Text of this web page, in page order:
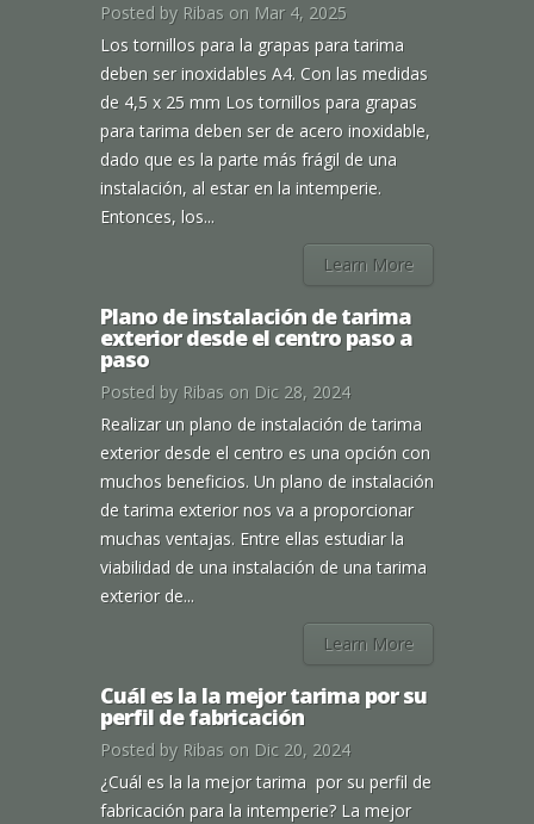
Posted by Ribas on Mar 4, 2025
Los tornillos para la grapas para tarima
deben ser inoxidables A4. Con las medidas
de 4,5 x 25 mm Los tornillos para grapas
para tarima deben ser de acero inoxidable,
dado que es la parte más frágil de una
instalación, al estar en la intemperie.
Entonces, los...
Learn More
Plano de instalación de tarima
exterior desde el centro paso a
paso
Posted by Ribas on Dic 28, 2024
Realizar un plano de instalación de tarima
exterior desde el centro es una opción con
muchos beneficios. Un plano de instalación
de tarima exterior nos va a proporcionar
muchas ventajas. Entre ellas estudiar la
viabilidad de una instalación de una tarima
exterior de...
Learn More
Cuál es la la mejor tarima por su
perfil de fabricación
Posted by Ribas on Dic 20, 2024
¿Cuál es la la mejor tarima por su perfil de
fabricación para la intemperie? La mejor